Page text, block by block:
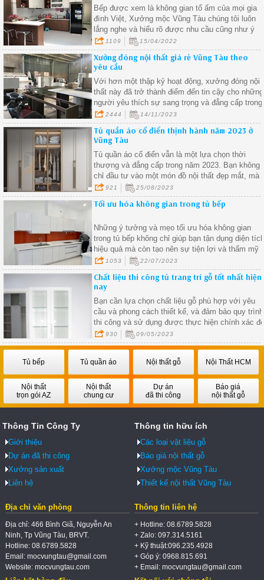
Bếp được xem là không gian tổ ấm của mọi gia
đình Việt, Xưởng mộc Vũng Tàu chúng tôi luôn
lắng nghe và hiểu rõ được nhu cầu cũng như ý
muốn của khách hàng để tạo ra những mẫu tủ
bếp đẹp mang phong cách cá nhân của gia chủ.
1109 15/04/2022
Xưởng đóng nội thất giá rẻ Vũng Tàu theo
yêu cầu
Với hơn một thập kỷ hoạt động, xưởng đóng nội
thất này đã trở thành điểm đến tin cậy cho những
người yêu thích sự sang trọng và đẳng cấp trong
không gian sống của mình.
2444 14/11/2023
Tủ quần áo cổ điển thịnh hành năm 2023 ở
Vũng Tàu
Tủ quần áo cổ điển vẫn là một lựa chọn thời
thượng và đẳng cấp trong năm 2023. Bạn không
chỉ đầu tư vào một món đồ nội thất đẹp mắt, mà
còn vào sự tiện ích và giá trị lâu dài cho ngôi nhà
của mình
921 25/08/2023
Tối ưu hóa không gian trong tủ bếp
Những ý tưởng và mẹo tối ưu hóa không gian
trong tủ bếp không chỉ giúp bạn tận dụng diện
hiệu quả mà còn tạo nên sự tiện lợi và thẩm mỹ
cho căn bếp của bạn. Dưới đây là một số gợi ý
khác để bạn tiếp tục tối ưu hóa không gian trong
tủ bếp
1053 22/07/2023
Chất liệu thi công tủ trang trí gỗ tốt nhất hiện
nay
Bạn cần lựa chọn chất liệu gỗ phù hợp với yêu
cầu và phong cách thiết kế, và đảm bảo quy trình
thi công và sử dụng được thực hiện chính xác
tạo ra một tủ trang trí gỗ công nghiệp
930 09/05/2023
Tủ bếp Tủ quần áo Nội thất gỗ Nội Thất HCM
Nội thất
trọn gói AZ
Nội thất
chung cư
Dự án
đã thi công
Báo giá
nội thất gỗ
Thông Tin Công Ty
Giới thiệu
Dự án đã thi công
Xưởng sản xuất
Liên hệ
Thông tin hữu ích
Các loại vật liệu gỗ
Báo giá nội thất gỗ
Xưởng mộc Vũng Tàu
Thiết kế nội thất Vũng Tàu
Địa chỉ văn phòng
Địa chỉ: 466 Bình Giã, Nguyễn An
Ninh, Tp Vũng Tàu, BRVT.
Hotline: 08.6789.5828
Email: mocvungtau@gmail.com
Website: mocvungtau.com
Thông tin liên hệ
+ Hotline: 08.6789.5828
+ Zalo: 097.314.5161
+ Kỹ thuật:096.235.4928
+ Góp ý: 0968.815.691
+ Email: mocvungtau@gmail.com